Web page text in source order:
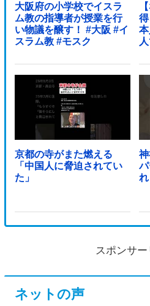
大阪府の小学校でイスラ
ム教の指導者が授業を行
い物議を醸す！ #大阪 #イ
スラム教 #モスク
京都の寺がまた燃える
「中国人に脅迫されてい
た」
スポンサー
ネットの声